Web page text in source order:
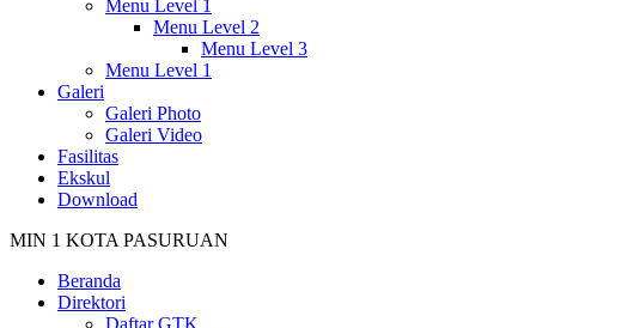
Menu Level 1
Menu Level 2
Menu Level 3
Menu Level 1
Galeri
Galeri Photo
Galeri Video
Fasilitas
Ekskul
Download
MIN 1 KOTA PASURUAN
Beranda
Direktori
Daftar GTK